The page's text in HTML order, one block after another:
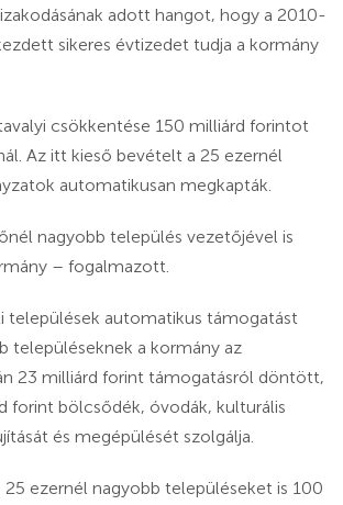
adott hangot, hogy a 2010-
sikeres évtizedet tudja a kormány
csökkentése 150 milliárd forintot
Az itt kieső bevételt a 25 ezernél
automatikusan megkapták.
nagyobb település vezetőjével is
– fogalmazott.
települések automatikus támogatást
településeknek a kormány az
23 milliárd forint támogatásról döntött,
forint bölcsődék, óvodák, kulturális
és megépülését szolgálja.
25 ezernél nagyobb településeket is 100